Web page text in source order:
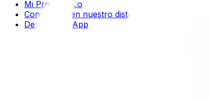
Mi Profermaco
Conviértete en nuestro distribuidor
Descarga la App